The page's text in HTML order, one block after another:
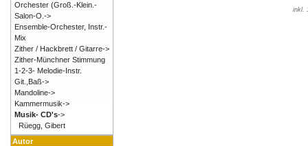
inkl.
Orchester (Groß.-Klein.-
Salon-O.->
Ensemble-Orchester, Instr.-
Mix
Zither / Hackbrett / Gitarre->
Zither-Münchner Stimmung
1-2-3- Melodie-Instr.
Git.,Baß->
Mandoline->
Kammermusik->
Musik- CD's->
Rüegg, Gibert
Autor